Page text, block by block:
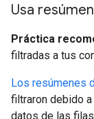
Usa
Práctica
filtradas a tus
Los resúmenes
filtraron debido
datos de las